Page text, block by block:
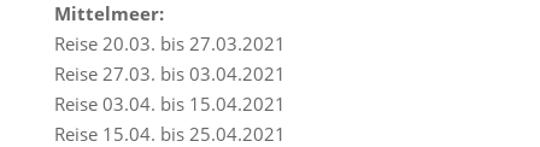
Mittelmeer:
Reise 20.03. bis 27.03.2021
Reise 27.03. bis 03.04.2021
Reise 03.04. bis 15.04.2021
Reise 15.04. bis 25.04.2021